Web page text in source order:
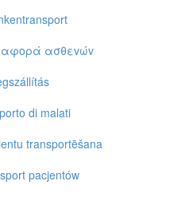
ασθεvώv
di malati
transportēšana
pacjentów